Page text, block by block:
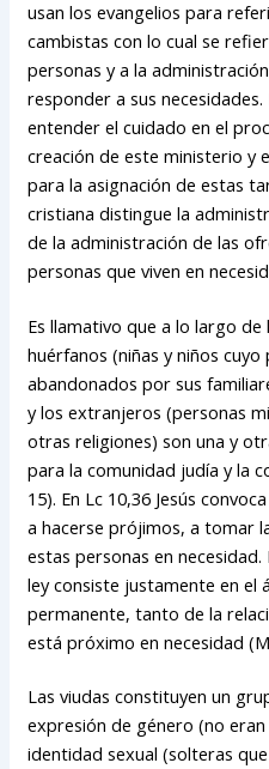
usan los evangelios para
cambistas con lo cual se
personas y a la
responder a sus
entender el cuidado en el
creación de este ministerio y
para la asignación de estas
cristiana distingue la
de la administración de las
personas que viven en
Es llamativo que a lo largo
huérfanos (niñas y niños
abandonados por sus
y los extranjeros (personas
otras religiones) son una y
para la comunidad judía y la
15). En Lc 10,36 Jesús
a hacerse prójimos, a tomar
estas personas en necesidad.
ley consiste justamente en el
permanente, tanto de la
está próximo en necesidad
Las viudas constituyen un
expresión de género (no
identidad sexual (solteras